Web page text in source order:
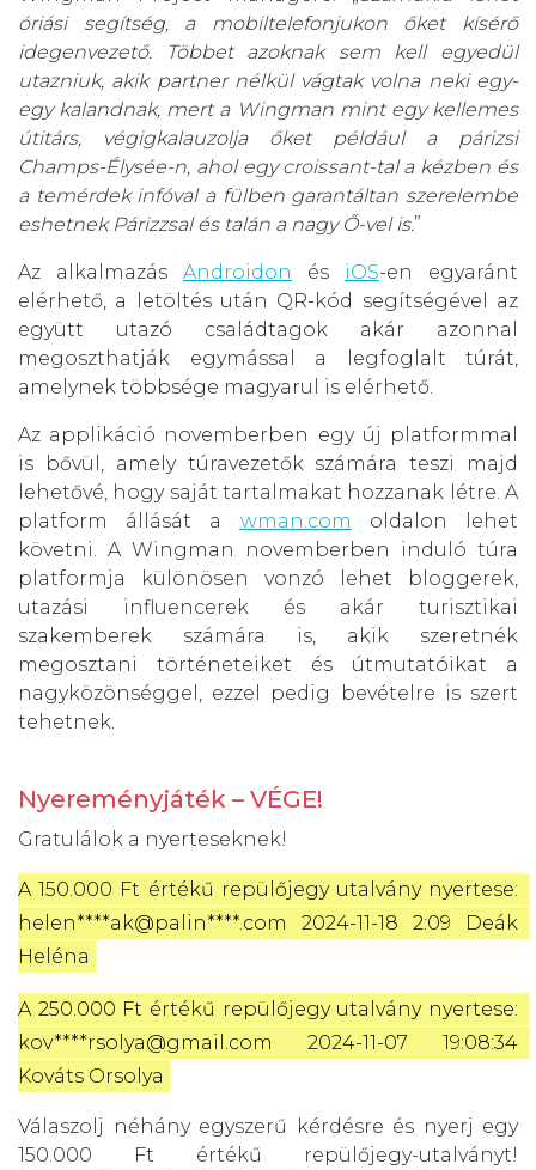
óriási segítség, a mobiltelefonjukon őket kísérő
idegenvezető. Többet azoknak sem kell egyedül
utazniuk, akik partner nélkül vágtak volna neki egy-
egy kalandnak, mert a Wingman mint egy kellemes
útitárs, végigkalauzolja őket például a párizsi
Champs-Élysée-n, ahol egy croissant-tal a kézben és
a temérdek infóval a fülben garantáltan szerelembe
eshetnek Párizzsal és talán a nagy Ő-vel is.”
Az alkalmazás Androidon és iOS-en egyaránt
elérhető, a letöltés után QR-kód segítségével az
együtt utazó családtagok akár azonnal
megoszthatják egymással a legfoglalt túrát,
amelynek többsége magyarul is elérhető.
Az applikáció novemberben egy új platformmal
is bővül, amely túravezetők számára teszi majd
lehetővé, hogy saját tartalmakat hozzanak létre. A
platform állását a wman.com oldalon lehet
követni. A Wingman novemberben induló túra
platformja különösen vonzó lehet bloggerek,
utazási influencerek és akár turisztikai
szakemberek számára is, akik szeretnék
megosztani történeteiket és útmutatóikat a
nagyközönséggel, ezzel pedig bevételre is szert
tehetnek.
Nyereményjáték – VÉGE!
Gratulálok a nyerteseknek!
A 150.000 Ft értékű repülőjegy utalvány nyertese:
helen****ak@palin****.com 2024-11-18 2:09 Deák
Heléna
A 250.000 Ft értékű repülőjegy utalvány nyertese:
kov****rsolya@gmail.com 2024-11-07 19:08:34
Kováts Orsolya
Válaszolj néhány egyszerű kérdésre és nyerj egy
150.000 Ft értékű repülőjegy-utalványt!